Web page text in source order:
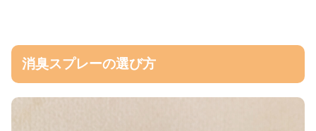
消臭スプレーの選び方